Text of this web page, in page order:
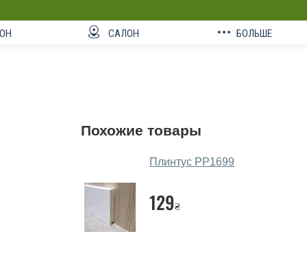
САЛОН БОЛЬШЕ
Похожие товары
Плинтус РР1699
129₴